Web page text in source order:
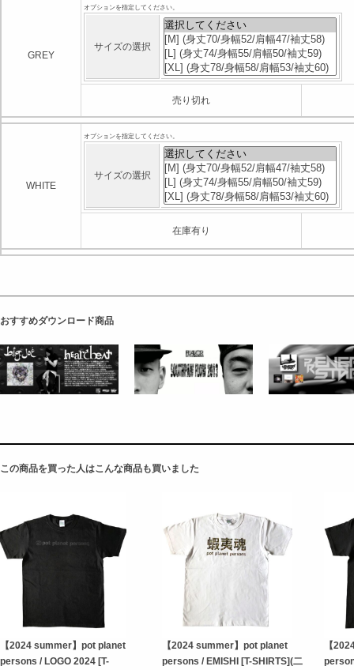
GREY
オプションを指定してください。
サイズの選択
売り切れ
WHITE
オプションを指定してください。
サイズの選択
在庫有り
おすすめダウンロード商品
この商品を買った人はこんな商品も買いました
【2024 summer】pot planet
persons / LOGO 2024 [T-
【2024 summer】pot planet
persons / EMISHI [T-SHIRTS](二
【